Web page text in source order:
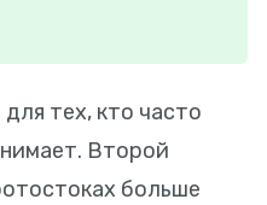
тех, кто часто
Второй
больше